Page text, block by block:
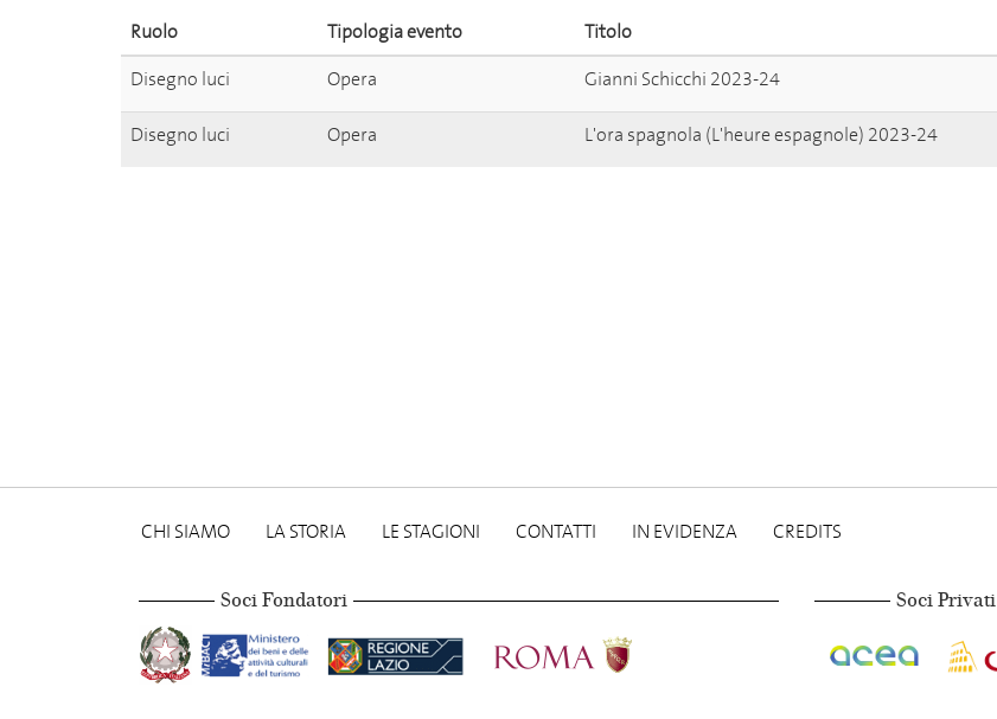
Ruolo Tipologia evento
Titolo
Disegno luci
Opera Gianni Schicchi 2023-24
Disegno luci Opera L'ora spagnola (L'heure espagnole) 2023-24
CHI SIAMO LA STORIA LE STAGIONI CONTATTI IN EVIDENZA CREDITS
Soci Fondatori Soci Privati